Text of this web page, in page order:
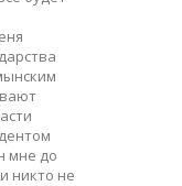
мне до
никто не